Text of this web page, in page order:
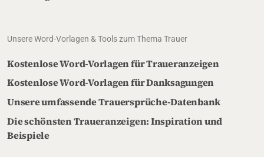
Unsere Word-Vorlagen & Tools zum Thema Trauer
Kostenlose Word-Vorlagen für Traueranzeigen
Kostenlose Word-Vorlagen für Danksagungen
Unsere umfassende Trauersprüche-Datenbank
Die schönsten Traueranzeigen: Inspiration und
Beispiele